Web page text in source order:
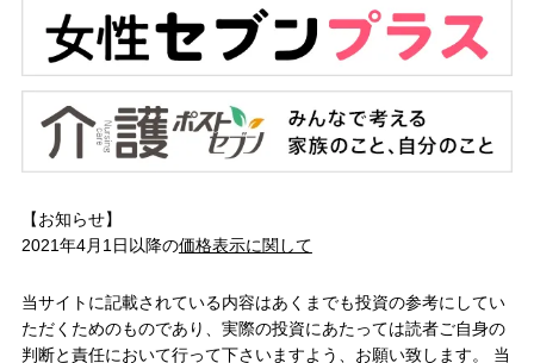
【お知らせ】
2021年4月1日以降の価格表示に関して
当サイトに記載されている内容はあくまでも投資の参考にしてい
ただくためのものであり、実際の投資にあたっては読者ご自身の
判断と責任において行って下さいますよう、お願い致します。 当